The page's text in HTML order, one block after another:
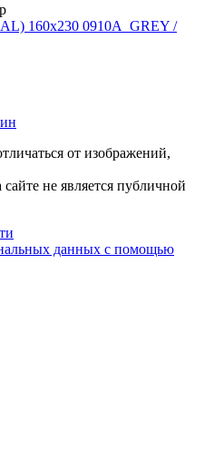
160х230 0910A_GREY /
от изображений,
не является публичной
данных с помощью